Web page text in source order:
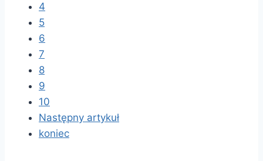
4
5
6
7
8
9
10
Następny artykuł
koniec